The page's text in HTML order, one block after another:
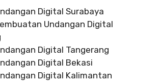
Digital Surabaya
Undangan Digital
Digital Tangerang
Digital Bekasi
Digital Kalimantan